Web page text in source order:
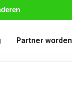
Partner worden